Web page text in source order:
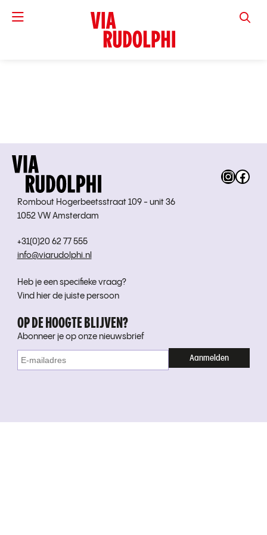
VIA
Rombout Hogerbeetsstraat 109 - unit 36
1052 VW Amsterdam
+31(0)20 62 77 555
info@viarudolphi.nl
Heb je een specifieke vraag?
Vind hier de juiste persoon
OP DE HOOGTE BLIJVEN?
Abonneer je op onze nieuwsbrief